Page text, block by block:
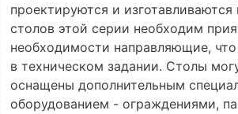
проектируются и изготавливаются
столов этой серии необходим
необходимости направляющие, что
в техническом задании. Столы
оснащены дополнительным
оборудованием - ограждениями,